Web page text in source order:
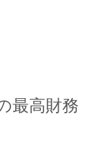
最高財務